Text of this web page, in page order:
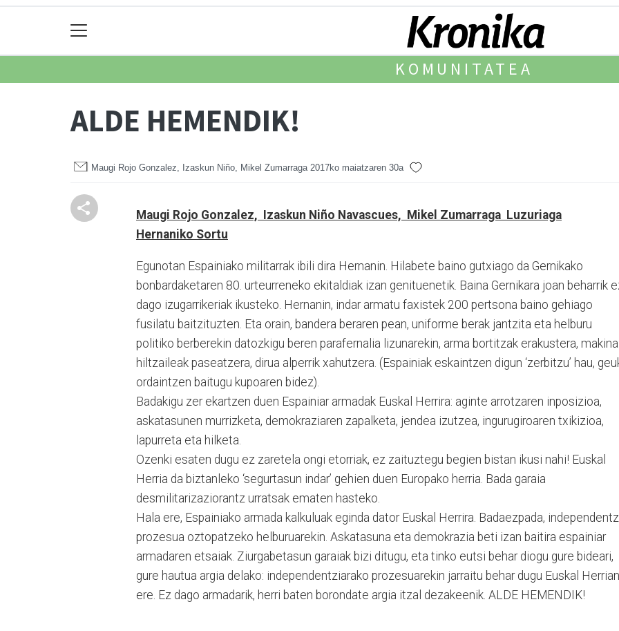
KOMUNITATEA
ALDE HEMENDIK!
Maugi Rojo Gonzalez, Izaskun Niño, Mikel Zumarraga 2017ko maiatzaren 30a
Maugi Rojo Gonzalez, Izaskun Niño Navascues, Mikel Zumarraga Luzuriaga
Hernaniko Sortu
Egunotan Espainiako militarrak ibili dira Hernanin. Hilabete bai­no gutxiago da Ger­nikako
bonbardaketaren 80. urteurreneko ekitaldiak izan genituenetik. Baina Gerni­kara joan beharrik
dago izugarrikeriak ikus­teko. Herna­nin, indar armatu faxistek 200 pertsona baino gehiago
fusilatu baitzituzten. Eta orain, bandera beraren pean, uniforme berak jantzita eta helburu
politiko berberekin datozkigu beren parafernalia li­zu­narekin, arma bortitzak erakustera, ma­kina
hiltzaileak pase­atzera, dirua alperrik xahutzera. (Espai­niak eskaintzen digun ‘zerbitzu’ hau,
or­dain­tzen baitugu ku­poaren bidez).
Badakigu zer ekar­tzen duen Espainiar armadak Euskal He­rrira: aginte arrotzaren inposizioa,
askatasunen murrizketa, de­mo­kraziaren zapalketa, jendea izutzea, in­gurugiroaren txikizioa,
lapurreta eta hilketa.
Ozenki esaten dugu ez zaretela ongi etorriak, ez zaituztegu begien bistan ikusi nahi! Euskal
Herria da biztanleko ‘segurtasun indar’ gehien duen Europako herria. Bada garaia
desmilitarizaziorantz urratsak ematen hasteko.
Hala ere, Espai­niako armada kalkuluak eginda dator Euskal Herrira. Bada­ezpada,
prozesua oztopatzeko helburuarekin. As­katasuna eta demokrazia beti izan baitira espainiar
armadaren etsaiak. Ziurgabetasun garaiak bizi ditugu, eta tinko eutsi behar diogu gure bideari,
gure hautua argia delako: independentziarako prozesuarekin jarraitu be­har dugu Euskal He­rrian
ere. Ez dago ar­madarik, herri baten borondate argia itzal dezakeenik. ALDE HE­MENDIK!